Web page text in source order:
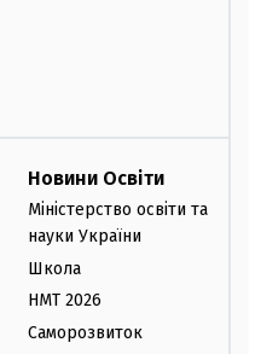
Новини Освіти
Міністерство освіти та
науки України
Школа
НМТ 2026
Саморозвиток